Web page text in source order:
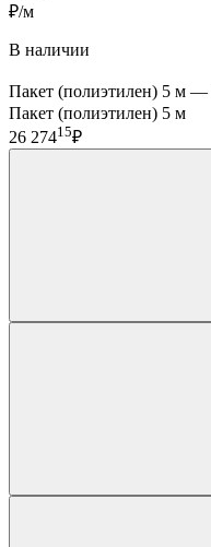
₽/м
В наличии
Пакет (полиэтилен) 5 м —
Пакет (полиэтилен) 5 м
26 27415₽